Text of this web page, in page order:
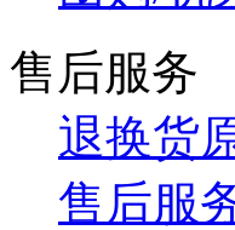
售后服务
退换货
售后服